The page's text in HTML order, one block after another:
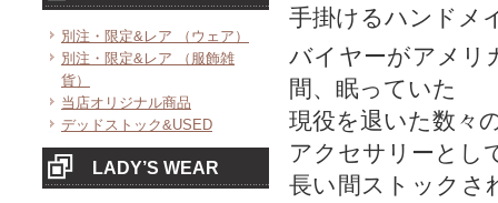
別注・限定&レア （ウェア）
別注・限定&レア （服飾雑
貨）
当店オリジナル商品
デッドストック&USED
LADY’S WEAR
手掛けるハンドメ
バイヤーがアメリ
間、眠っていた
現役を退いた数々
アクセサリーとし
長い間ストックさ